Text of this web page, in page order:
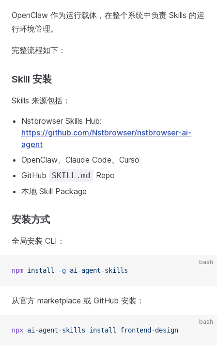
OpenClaw 作为运行载体，在整个系统中负责 Skills 的运
行环境管理。
完整流程如下：
Skill 安装
Skills 来源包括：
Nstbrowser Skills Hub:
https://github.com/Nstbrowser/nstbrowser-ai-
agent
OpenClaw、Claude Code、Curso
GitHub
SKILL.md
Repo
本地 Skill Package
安装方式
全局安装 CLI：
bash
npm install -g ai-agent-skills
从官方 marketplace 或 GitHub 安装：
bash
npx ai-agent-skills install frontend-design